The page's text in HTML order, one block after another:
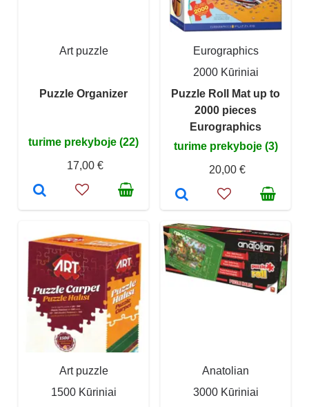
Art puzzle
Puzzle Organizer
turime prekyboje (22)
17,00 €
Eurographics
2000 Kūriniai
Puzzle Roll Mat up to
2000 pieces
Eurographics
turime prekyboje (3)
20,00 €
Art puzzle
1500 Kūriniai
Anatolian
3000 Kūriniai